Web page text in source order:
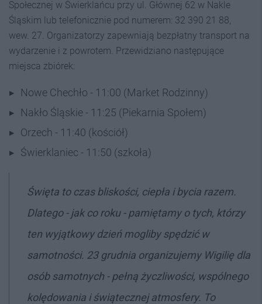
Społecznej w Świerklańcu przy ul. Głównej 62 w Nakle
Śląskim lub telefonicznie pod numerem: 32 390 21 88,
wew. 27. Organizatorzy zapewniają bezpłatny transport na
wydarzenie i z powrotem. Przewidziano następujące
miejsca zbiórek:
Nowe Chechło - 11:00 (Market Rodzinny)
Nakło Śląskie - 11:25 (Piekarnia Społem)
Orzech - 11:40 (kościół)
Świerklaniec - 11:50 (szkoła)
Święta to czas bliskości, ciepła i bycia razem.
Dlatego - jak co roku - pamiętamy o tych, którzy
ten wyjątkowy dzień mogliby spędzić w
samotności. 23 grudnia organizujemy Wigilię dla
osób samotnych - pełną życzliwości, wspólnego
kolędowania i świątecznej atmosfery. To